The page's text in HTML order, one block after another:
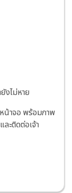
งไม่หาย
าจอ พร้อมภาพ
ะติดต่อเจ้า